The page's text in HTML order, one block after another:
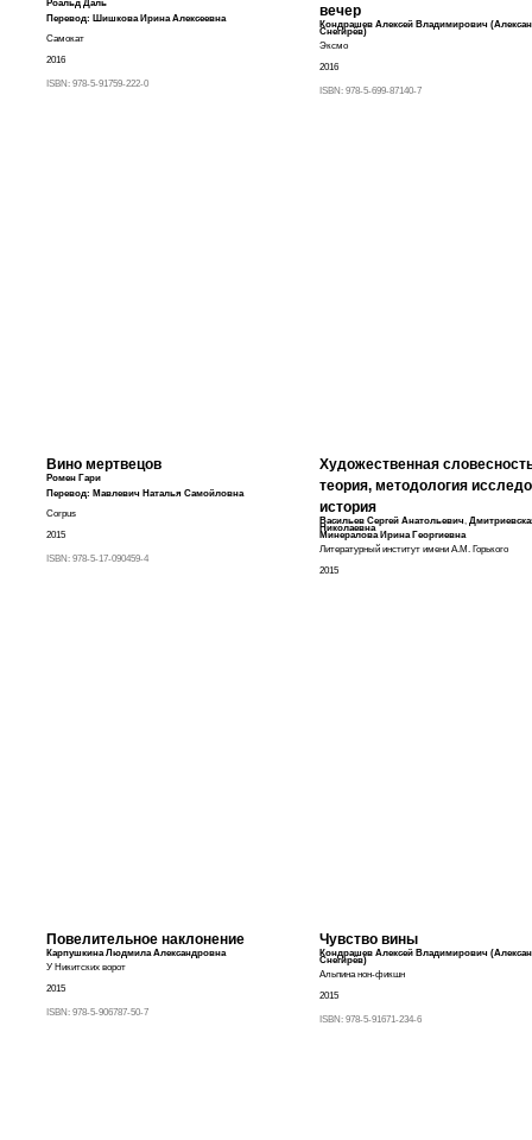
Роальд Даль
Перевод:
Шишкова Ирина Алексеевна
Самокат
2016
ISBN: 978-5-91759-222-0
вечер
Кондрашев Алексей Владимирович
Снегирёв)
Эксмо
2016
ISBN: 978-5-699-87140-7
Вино мертвецов
Ромен Гари
Перевод: Мавлевич Наталья Самойловна
Corpus
2015
ISBN: 978-5-17-090459-4
Художественная
теория, методология
история
Васильев Сергей Анатольевич,
Николаевна
Минералова Ирина Георгиевна
Литературный институт имени А.М. Горького
2015
Повелительное наклонение
Карпушкина Людмила Александровна
У Никитских ворот
2015
ISBN: 978-5-906787-50-7
Чувство вины
Кондрашев Алексей Владимирович
Снегирёв)
Альпина нон-фикшн
2015
ISBN: 978-5-91671-234-6